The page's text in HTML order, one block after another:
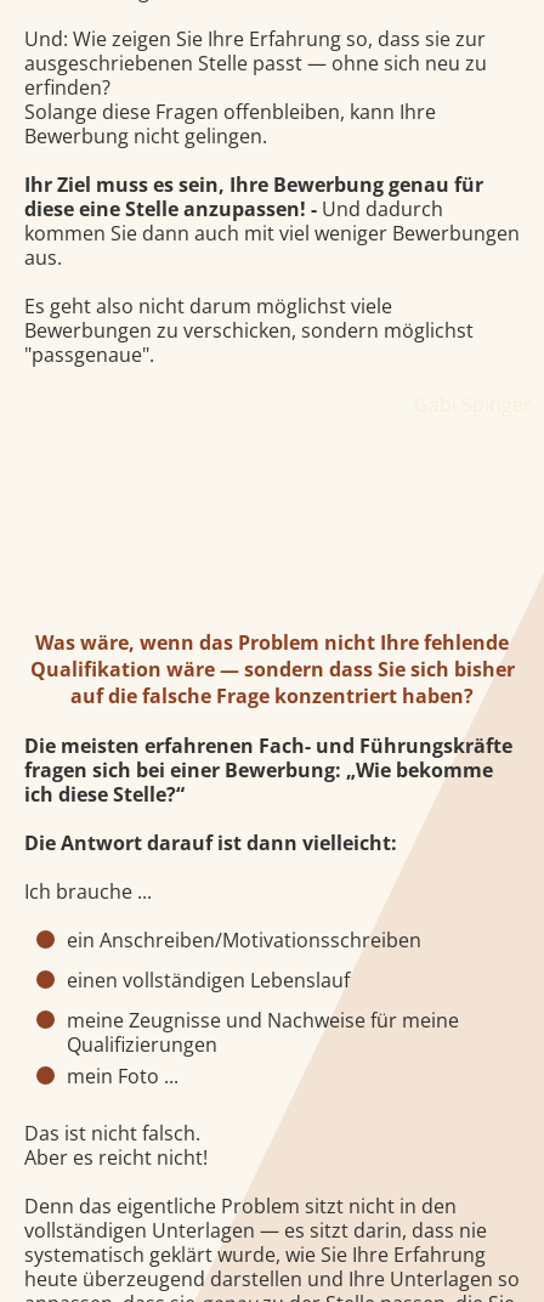
Und: Wie zeigen Sie Ihre Erfahrung so, dass sie zur
ausgeschriebenen Stelle passt — ohne sich neu zu
erfinden?
Solange diese Fragen offenbleiben, kann Ihre
Bewerbung nicht gelingen.
Ihr Ziel muss es sein, Ihre Bewerbung genau für
diese eine Stelle anzupassen! - Und dadurch
kommen Sie dann auch mit viel weniger Bewerbungen
aus.
Es geht also nicht darum möglichst viele
Bewerbungen zu verschicken, sondern möglichst
"passgenaue".
Was wäre, wenn das Problem nicht Ihre fehlende
Qualifikation wäre — sondern dass Sie sich bisher
auf die falsche Frage konzentriert haben?
Die meisten erfahrenen Fach- und Führungskräfte
fragen sich bei einer Bewerbung: „Wie bekomme
ich diese Stelle?“
Die Antwort darauf ist dann vielleicht:
Ich brauche ...
ein Anschreiben/Motivationsschreiben
einen vollständigen Lebenslauf
meine Zeugnisse und Nachweise für meine
Qualifizierungen
mein Foto ...
Das ist nicht falsch.
Aber es reicht nicht!
Denn das eigentliche Problem sitzt nicht in den
vollständigen Unterlagen — es sitzt darin, dass nie
systematisch geklärt wurde, wie Sie Ihre Erfahrung
heute überzeugend darstellen und Ihre Unterlagen so